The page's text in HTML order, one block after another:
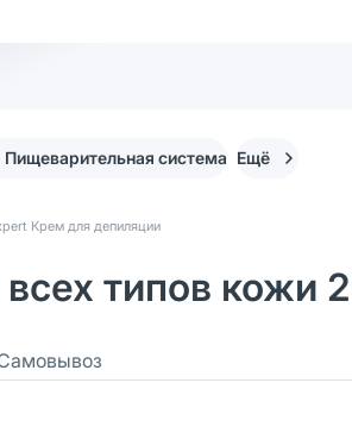
Пищеварительная система Ещё
Крем для депиляции
типов кожи